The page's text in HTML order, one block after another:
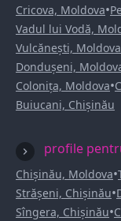
Cricova, Moldova•
Vadul lui Vodă,
Vulcănești, Moldova
Dondușeni,
Colonița, Moldova•
Buiucani, Chișinău
profile
Chișinău, Moldova•
Strășeni, Chișinău•
Sîngera, Chișinău•